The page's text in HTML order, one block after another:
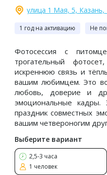
улица 1 Мая, 5, Казань,
1 год на активацию Не
Фотосессия с
трогательный
искреннюю связь и
вашим любимцем. Это
любовь, доверие и
эмоциональные
праздник совместных
вашим четвероногим
Выберите вариант
2,5-3 часа
1 человек